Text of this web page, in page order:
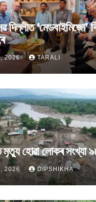
দিল্লীত ‘মেডবাইমিজো’
2026 TARALI
মৃত্যু হোৱা লোকৰ সংখ্যা
2026 DIPSHIKHA